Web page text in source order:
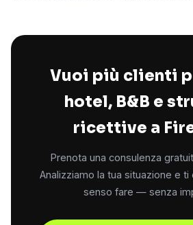
Vuoi più clienti
hotel, B&B e
ricettive a
Prenota una consulenza
Analizziamo la tua situazione e ti
senso fare — senza